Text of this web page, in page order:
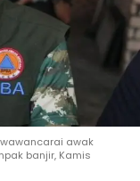
awak
banjir, Kamis